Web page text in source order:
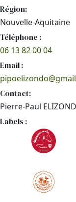
Région:
Nouvelle-Aquitaine
Téléphone :
06 13 82 00 04
Email :
Contact:
Pierre-Paul
Labels :